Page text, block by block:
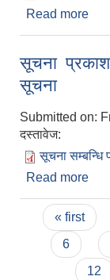
Read more
सूचना
सूचना
Submitted on:
दस्तावेज:
सूचना सम्बन्धि
Read more
Pages
« first
6
12